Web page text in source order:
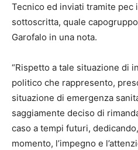
Tecnico ed inviati tramite pec
sottoscritta, quale
Garofalo in una nota.
“Rispetto a tale situazione di
politico che rappresento,
situazione di emergenza
saggiamente deciso di
caso a tempi futuri,
momento, l’impegno e